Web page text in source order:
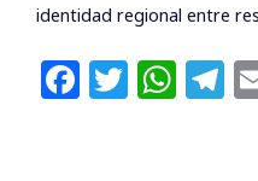
identidad regional entre
F T W T